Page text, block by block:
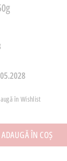
în Wishlist
ADAUGĂ ÎN COȘ